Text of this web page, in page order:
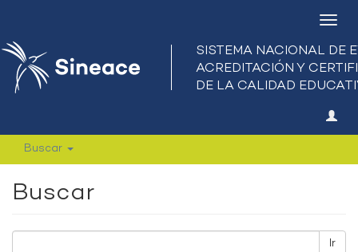
Buscar
Buscar
Ir